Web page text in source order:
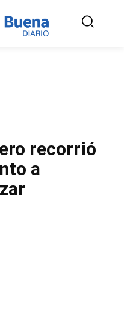
recorrió
a